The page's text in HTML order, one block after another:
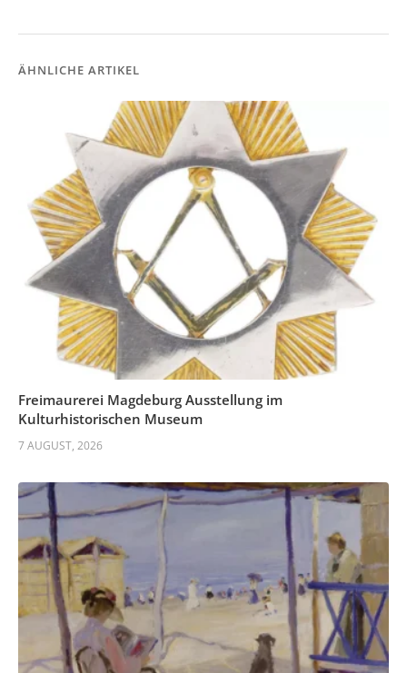
ÄHNLICHE ARTIKEL
Freimaurerei Magdeburg Ausstellung im
Kulturhistorischen Museum
7 AUGUST, 2026